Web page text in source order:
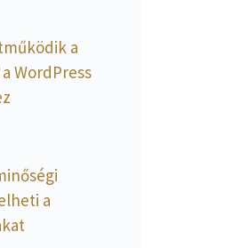
a
WordPress
a